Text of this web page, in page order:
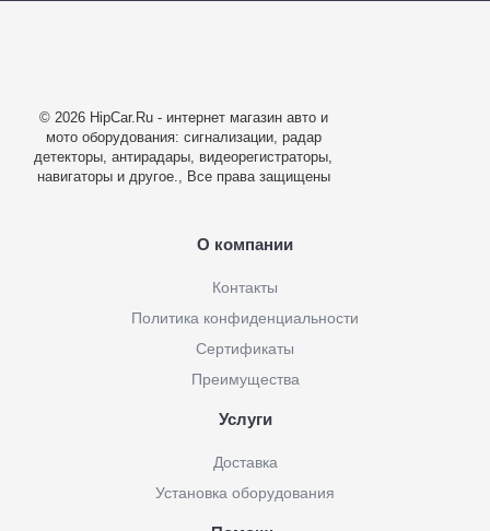
© 2026 HipCar.Ru - интернет магазин авто и
мото оборудования: сигнализации, радар
детекторы, антирадары, видеорегистраторы,
навигаторы и другое., Все права защищены
О компании
Контакты
Политика конфиденциальности
Сертификаты
Преимущества
Услуги
Доставка
Установка оборудования